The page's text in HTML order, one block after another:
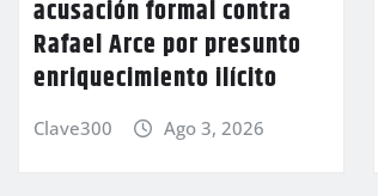
acusación formal contra
Rafael Arce por presunto
enriquecimiento ilícito
Clave300 Ago 3, 2026